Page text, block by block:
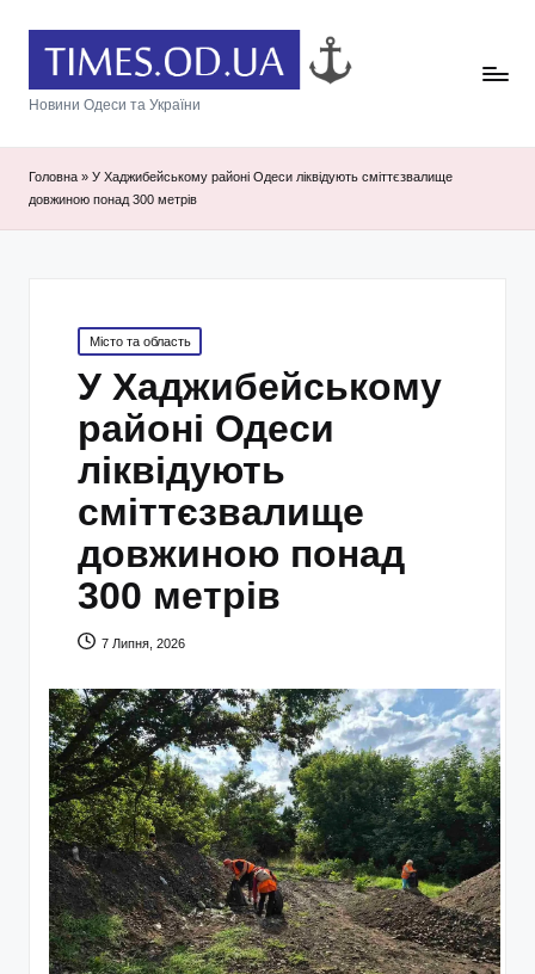
Новини Одеси та України
Головна » У Хаджибейському районі Одеси ліквідують сміттєзвалище
довжиною понад 300 метрів
Posted
in
Місто та область
У Хаджибейському
районі Одеси
ліквідують
сміттєзвалище
довжиною понад
300 метрів
7 Липня, 2026